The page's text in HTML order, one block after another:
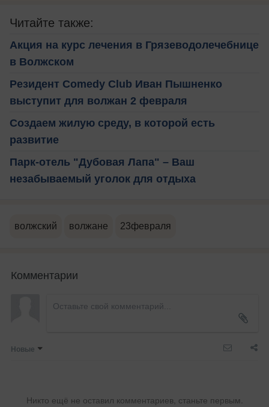
Читайте также:
Акция на курс лечения в Грязеводолечебнице
в Волжском
Резидент Comedy Club Иван Пышненко
выступит для волжан 2 февраля
Создаем жилую среду, в которой есть
развитие
Парк-отель "Дубовая Лапа" – Ваш
незабываемый уголок для отдыха
волжский волжане 23февраля
Комментарии
Новые
Никто ещё не оставил комментариев, станьте первым.